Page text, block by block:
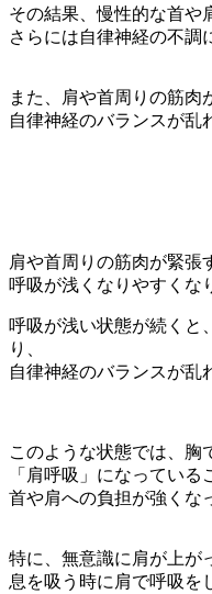
その結果、慢性的な首や
さらには自律神経の不調
また、肩や首周りの筋肉
自律神経のバランスが乱
肩や首周りの筋肉が緊張
呼吸が浅くなりやすくな
呼吸が浅い状態が続くと
り、
自律神経のバランスが乱
このような状態では、胸
「肩呼吸」になっている
首や肩への負担が強くな
特に、無意識に肩が上が
息を吸う時に肩で呼吸を